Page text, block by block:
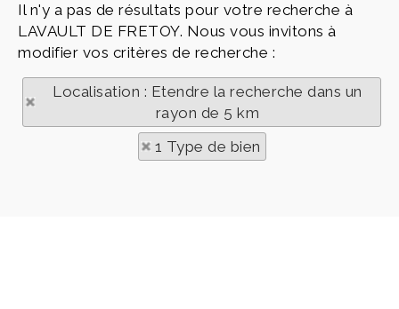
Il n'y a pas de résultats pour votre recherche à
LAVAULT DE FRETOY. Nous vous invitons à
modifier vos critères de recherche :
Localisation : Etendre la recherche dans un
rayon de 5 km
1 Type de bien